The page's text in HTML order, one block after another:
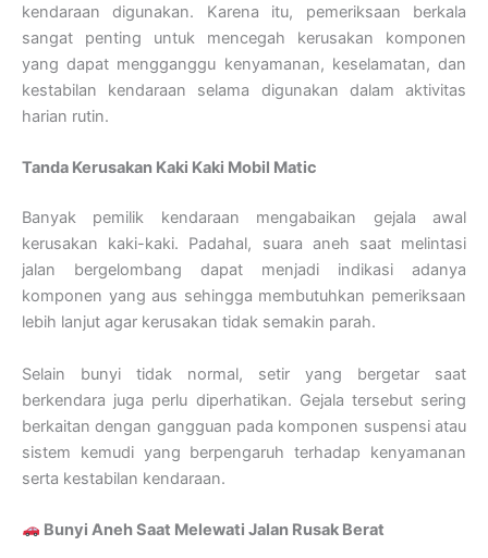
kendaraan digunakan. Karena itu, pemeriksaan berkala
sangat penting untuk mencegah kerusakan komponen
yang dapat mengganggu kenyamanan, keselamatan, dan
kestabilan kendaraan selama digunakan dalam aktivitas
harian rutin.
Tanda Kerusakan Kaki Kaki Mobil Matic
Banyak pemilik kendaraan mengabaikan gejala awal
kerusakan kaki-kaki. Padahal, suara aneh saat melintasi
jalan bergelombang dapat menjadi indikasi adanya
komponen yang aus sehingga membutuhkan pemeriksaan
lebih lanjut agar kerusakan tidak semakin parah.
Selain bunyi tidak normal, setir yang bergetar saat
berkendara juga perlu diperhatikan. Gejala tersebut sering
berkaitan dengan gangguan pada komponen suspensi atau
sistem kemudi yang berpengaruh terhadap kenyamanan
serta kestabilan kendaraan.
Bunyi Aneh Saat Melewati Jalan Rusak Berat